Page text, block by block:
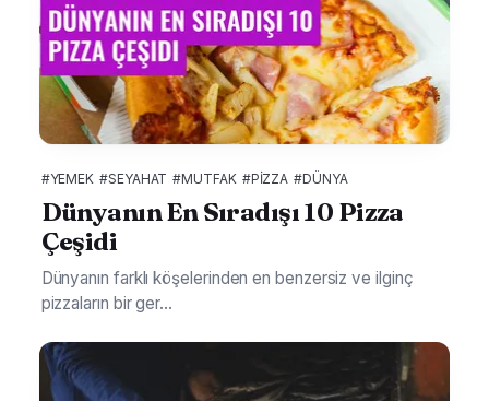
#YEMEK #SEYAHAT #MUTFAK #PIZZA #DÜNYA
Dünyanın En Sıradışı 10 Pizza
Çeşidi
Dünyanın farklı köşelerinden en benzersiz ve ilginç
pizzaların bir ger...